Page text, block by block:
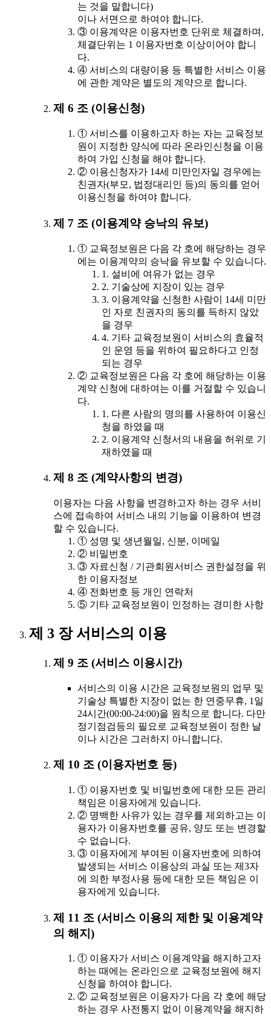
는 것을 말합니다)
이나 서면으로 하여야 합니다.
③ 이용계약은 이용자번호 단위로 체결하며,
체결단위는 1 이용자번호 이상이어야 합니
다.
④ 서비스의 대량이용 등 특별한 서비스 이용
에 관한 계약은 별도의 계약으로 합니다.
제 6 조 (이용신청)
① 서비스를 이용하고자 하는 자는 교육정보
원이 지정한 양식에 따라 온라인신청을 이용
하여 가입 신청을 해야 합니다.
② 이용신청자가 14세 미만인자일 경우에는
친권자(부모, 법정대리인 등)의 동의를 얻어
이용신청을 하여야 합니다.
제 7 조 (이용계약 승낙의 유보)
① 교육정보원은 다음 각 호에 해당하는 경우
에는 이용계약의 승낙을 유보할 수 있습니다.
1. 설비에 여유가 없는 경우
2. 기술상에 지장이 있는 경우
3. 이용계약을 신청한 사람이 14세 미만
인 자로 친권자의 동의를 득하지 않았
을 경우
4. 기타 교육정보원이 서비스의 효율적
인 운영 등을 위하여 필요하다고 인정
되는 경우
② 교육정보원은 다음 각 호에 해당하는 이용
계약 신청에 대하여는 이를 거절할 수 있습니
다.
1. 다른 사람의 명의를 사용하여 이용신
청을 하였을 때
2. 이용계약 신청서의 내용을 허위로 기
재하였을 때
제 8 조 (계약사항의 변경)
이용자는 다음 사항을 변경하고자 하는 경우 서비
스에 접속하여 서비스 내의 기능을 이용하여 변경
할 수 있습니다.
① 성명 및 생년월일, 신분, 이메일
② 비밀번호
③ 자료신청 / 기관회원서비스 권한설정을 위
한 이용자정보
④ 전화번호 등 개인 연락처
⑤ 기타 교육정보원이 인정하는 경미한 사항
제 3 장 서비스의 이용
제 9 조 (서비스 이용시간)
서비스의 이용 시간은 교육정보원의 업무 및
기술상 특별한 지장이 없는 한 연중무휴, 1일
24시간(00:00-24:00)을 원칙으로 합니다. 다만
정기점검등의 필요로 교육정보원이 정한 날
이나 시간은 그러하지 아니합니다.
제 10 조 (이용자번호 등)
① 이용자번호 및 비밀번호에 대한 모든 관리
책임은 이용자에게 있습니다.
② 명백한 사유가 있는 경우를 제외하고는 이
용자가 이용자번호를 공유, 양도 또는 변경할
수 없습니다.
③ 이용자에게 부여된 이용자번호에 의하여
발생되는 서비스 이용상의 과실 또는 제3자
에 의한 부정사용 등에 대한 모든 책임은 이
용자에게 있습니다.
제 11 조 (서비스 이용의 제한 및 이용계약
의 해지)
① 이용자가 서비스 이용계약을 해지하고자
하는 때에는 온라인으로 교육정보원에 해지
신청을 하여야 합니다.
② 교육정보원은 이용자가 다음 각 호에 해당
하는 경우 사전통지 없이 이용계약을 해지하